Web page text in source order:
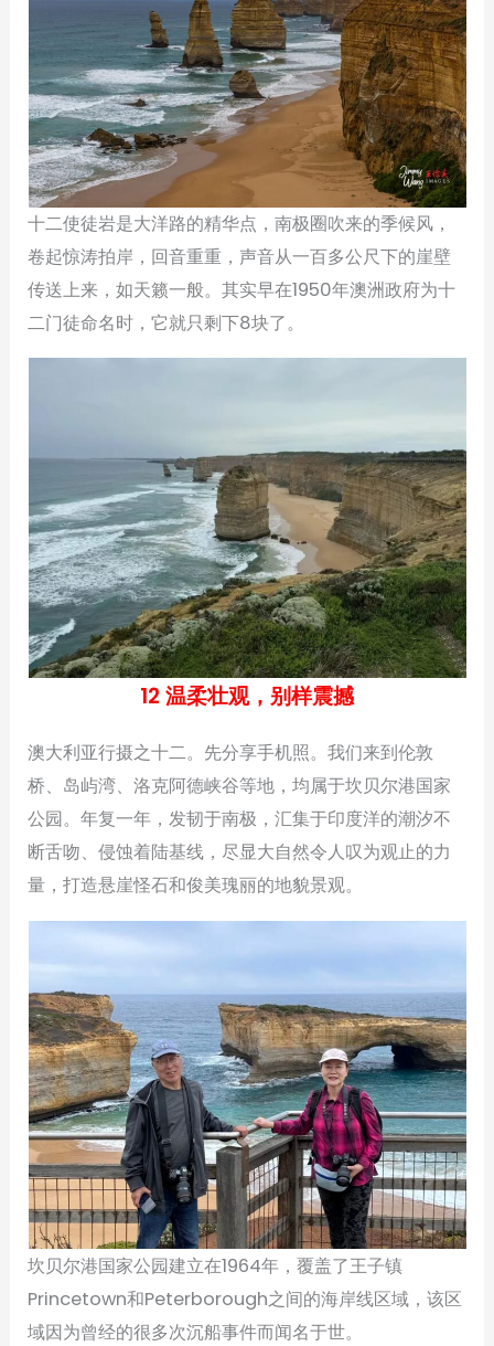
十二使徒岩是大洋路的精华点，南极圈吹来的季候风，
卷起惊涛拍岸，回音重重，声音从一百多公尺下的崖壁
传送上来，如天籁一般。其实早在1950年澳洲政府为十
二门徒命名时，它就只剩下8块了。
12 温柔壮观，别样震撼
澳大利亚行摄之十二。先分享手机照。我们来到伦敦
桥、岛屿湾、洛克阿德峡谷等地，均属于坎贝尔港国家
公园。年复一年，发韧于南极，汇集于印度洋的潮汐不
断舌吻、侵蚀着陆基线，尽显大自然令人叹为观止的力
量，打造悬崖怪石和俊美瑰丽的地貌景观。
坎贝尔港国家公园建立在1964年，覆盖了王子镇
Princetown和Peterborough之间的海岸线区域，该区
域因为曾经的很多次沉船事件而闻名于世。